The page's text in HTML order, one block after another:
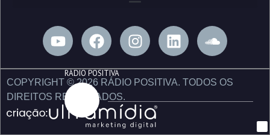
Y
o
t
u
b
e
F
a
e
b
o
o
I
n
t
g
r
L
i
k
d
S
o
n
c
COPYRIGHT © 2026 RÁDIO POSITIVA. TODOS OS
DIREITOS RESERVADOS.
RÁDIO POSITIVA